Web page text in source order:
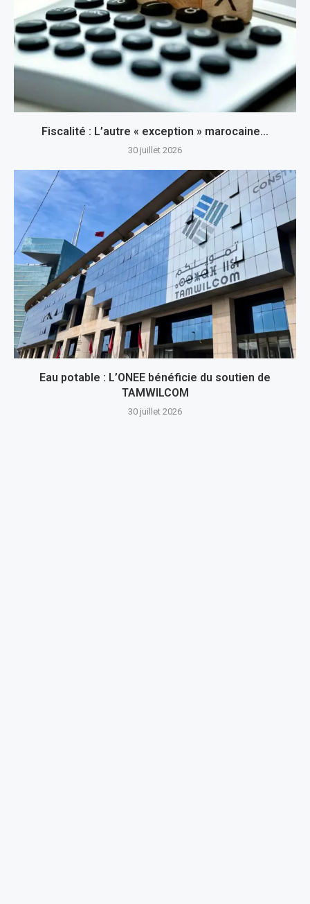
Fiscalité : L’autre « exception » marocaine…
30 juillet 2026
Eau potable : L’ONEE bénéficie du soutien de
TAMWILCOM
30 juillet 2026